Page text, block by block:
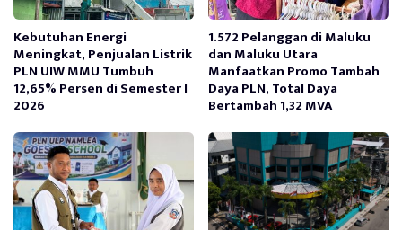
Kebutuhan Energi
Meningkat, Penjualan Listrik
PLN UIW MMU Tumbuh
12,65% Persen di Semester I
2026
1.572 Pelanggan di Maluku
dan Maluku Utara
Manfaatkan Promo Tambah
Daya PLN, Total Daya
Bertambah 1,32 MVA